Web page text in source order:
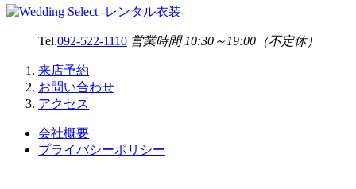
Tel.092-522-1110 営業時間 10:30～19:00（不定休）
来店予約
お問い合わせ
アクセス
会社概要
プライバシーポリシー